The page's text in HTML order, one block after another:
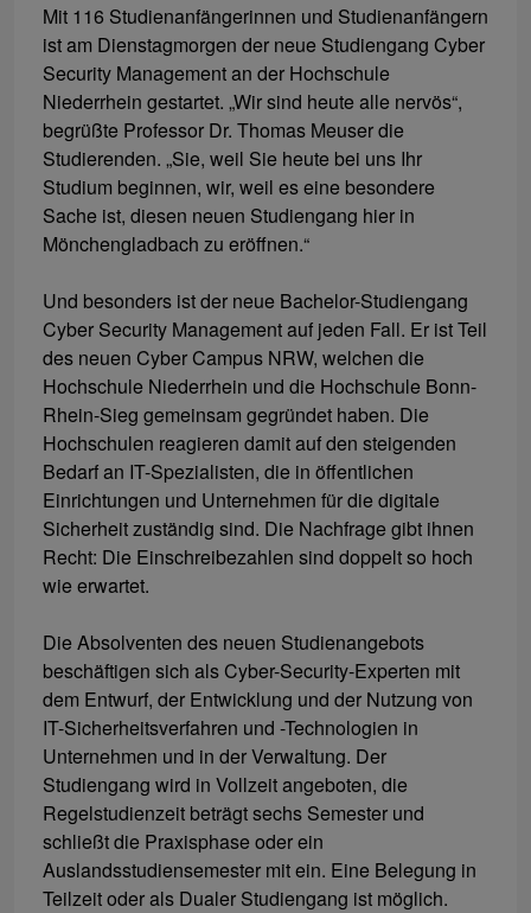
Mit 116 Studienanfängerinnen und Studienanfängern
ist am Dienstagmorgen der neue Studiengang Cyber
Security Management an der Hochschule
Niederrhein gestartet. „Wir sind heute alle nervös“,
begrüßte Professor Dr. Thomas Meuser die
Studierenden. „Sie, weil Sie heute bei uns Ihr
Studium beginnen, wir, weil es eine besondere
Sache ist, diesen neuen Studiengang hier in
Mönchengladbach zu eröffnen.“
Und besonders ist der neue Bachelor-Studiengang
Cyber Security Management auf jeden Fall. Er ist Teil
des neuen Cyber Campus NRW, welchen die
Hochschule Niederrhein und die Hochschule Bonn-
Rhein-Sieg gemeinsam gegründet haben. Die
Hochschulen reagieren damit auf den steigenden
Bedarf an IT-Spezialisten, die in öffentlichen
Einrichtungen und Unternehmen für die digitale
Sicherheit zuständig sind. Die Nachfrage gibt ihnen
Recht: Die Einschreibezahlen sind doppelt so hoch
wie erwartet.
Die Absolventen des neuen Studienangebots
beschäftigen sich als Cyber-Security-Experten mit
dem Entwurf, der Entwicklung und der Nutzung von
IT-Sicherheitsverfahren und -Technologien in
Unternehmen und in der Verwaltung. Der
Studiengang wird in Vollzeit angeboten, die
Regelstudienzeit beträgt sechs Semester und
schließt die Praxisphase oder ein
Auslandsstudiensemester mit ein. Eine Belegung in
Teilzeit oder als Dualer Studiengang ist möglich.